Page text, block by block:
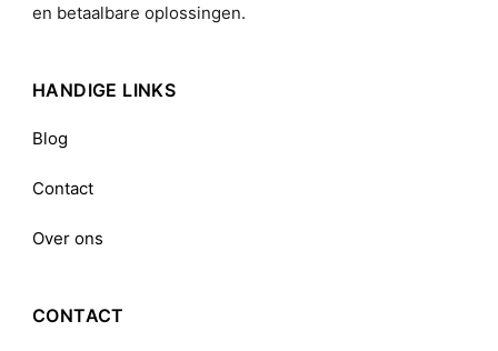
en betaalbare oplossingen.
HANDIGE LINKS
Blog
Contact
Over ons
CONTACT